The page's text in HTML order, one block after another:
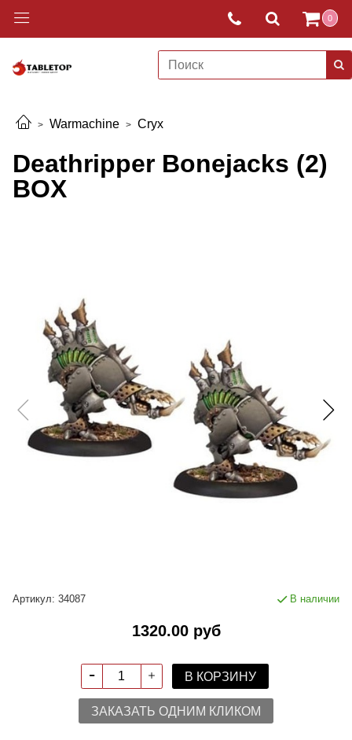
0
Warmachine Cryx
Deathripper Bonejacks (2)
BOX
Артикул: 34087 В наличии
1320.00 руб
В КОРЗИНУ
ЗАКАЗАТЬ ОДНИМ КЛИКОМ